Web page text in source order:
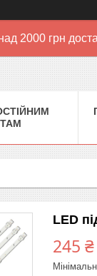
2000 грн
LED
245 ₴